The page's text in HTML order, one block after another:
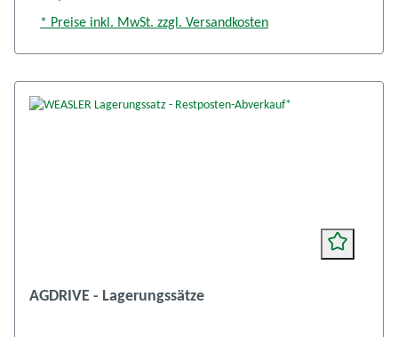
* Preise inkl. MwSt. zzgl. Versandkosten
AGDRIVE - Lagerungssätze